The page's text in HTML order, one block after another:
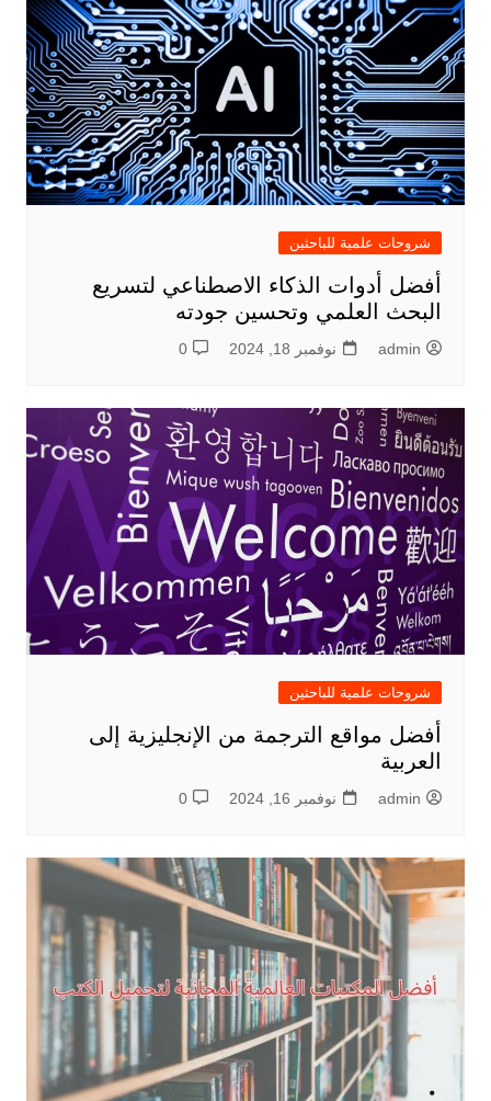
شروحات علمية للباحثين
أفضل أدوات الذكاء الاصطناعي لتسريع
البحث العلمي وتحسين جودته
admin نوفمبر 18, 2024 0
شروحات علمية للباحثين
أفضل مواقع الترجمة من الإنجليزية إلى
العربية
admin نوفمبر 16, 2024 0